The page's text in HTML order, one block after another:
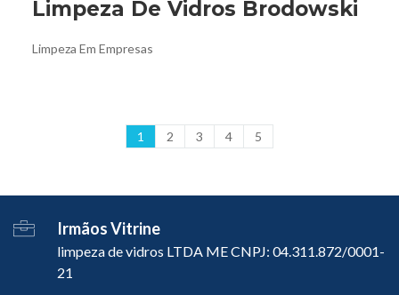
Limpeza De Vidros Brodowski
Limpeza Em Empresas
1 2 3 4 5
Irmãos Vitrine
limpeza de vidros LTDA ME CNPJ: 04.311.872/0001-
21